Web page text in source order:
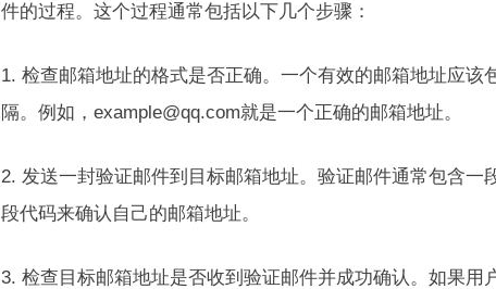
件的过程。这个过程通常包括以下几个步骤：
1. 检查邮箱地址的格式是否正确。一个有效的邮箱地址应该
隔。例如，example@qq.com就是一个正确的邮箱地址。
2. 发送一封验证邮件到目标邮箱地址。验证邮件通常包含
段代码来确认自己的邮箱地址。
3. 检查目标邮箱地址是否收到验证邮件并成功确认。如果